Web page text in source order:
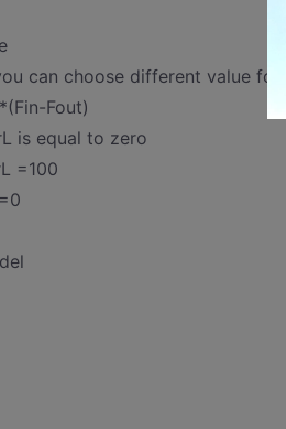
can choose different value
Fout)
is equal to zero
=100